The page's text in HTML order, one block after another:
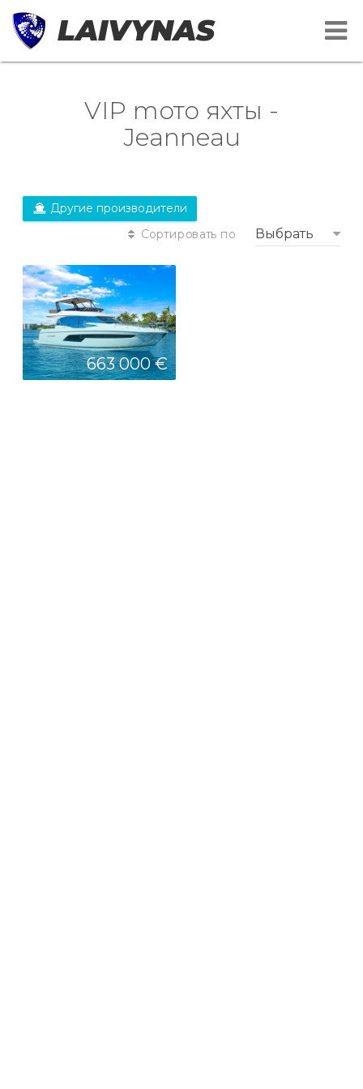
LAIVYNAS
VIP mото яхты -
Jeanneau
Другие производители
Сортировать по Выбрать
663 000 €